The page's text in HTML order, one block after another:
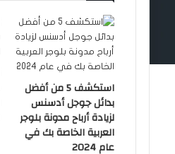
استكشف 5 من أفضل
بدائل جوجل أدسنس
لزيادة أرباح مدونة بلوجر
العربية الخاصة بك في
عام 2024